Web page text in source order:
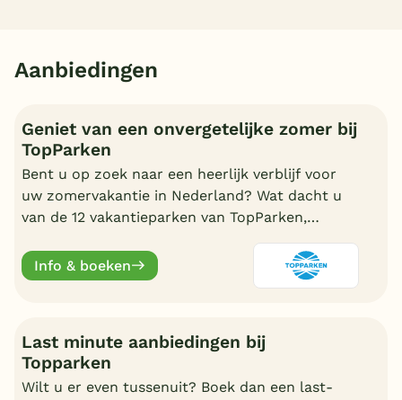
Aanbiedingen
Geniet van een onvergetelijke zomer bij
TopParken
Bent u op zoek naar een heerlijk verblijf voor
uw zomervakantie in Nederland? Wat dacht u
van de 12 vakantieparken van TopParken,
Info & boeken
Last minute aanbiedingen bij
Topparken
Wilt u er even tussenuit? Boek dan een last-